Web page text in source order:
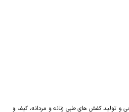
و تولید کفش های طبی زنانه و مردانه، کیف و